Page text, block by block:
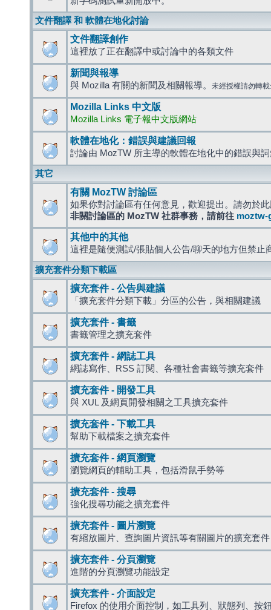
文件翻譯 和 軟體在地化討論
文件翻譯創作
這裡放了正在翻譯中或討論中的各類文件
新聞與報導
與 Mozilla 有關的新聞及相關報導。 未經授權請勿轉
Mozilla Links 中文版
Mozilla Links 電子報中文版網站
軟體在地化：錯誤與建議回報
討論由 MozTW 所主導的軟體在地化中的錯誤與
其它
有關 MozTW 討論區
如果你對討論區有任何意見，歡迎提出。請勿於
非關討論區的 MozTW 社群事務，請前往 moztw-
其他中的其他
這裡是隨便測試/張貼個人公告/聊天的地方但禁止
擴充套件分類下載區
擴充套件 - 公告與建議
「擴充套件分類下載」分區的公告，與相關建議
擴充套件 - 書籤
書籤管理之擴充套件
擴充套件 - 網誌工具
網誌寫作、RSS 訂閱、各種社會書籤等擴充套件
擴充套件 - 開發工具
與 XUL 及網頁開發相關之工具擴充套件
擴充套件 - 下載工具
幫助下載檔案之擴充套件
擴充套件 - 網頁瀏覽
瀏覽網頁的輔助工具，包括滑鼠手勢等
擴充套件 - 搜尋
強化搜尋功能之擴充套件
擴充套件 - 圖片瀏覽
有縮放圖片、查詢圖片資訊等有關圖片的擴充套件
擴充套件 - 分頁瀏覽
進階的分頁瀏覽功能設定
擴充套件 - 介面設定
Firefox 的使用介面控制，如工具列、狀態列、按